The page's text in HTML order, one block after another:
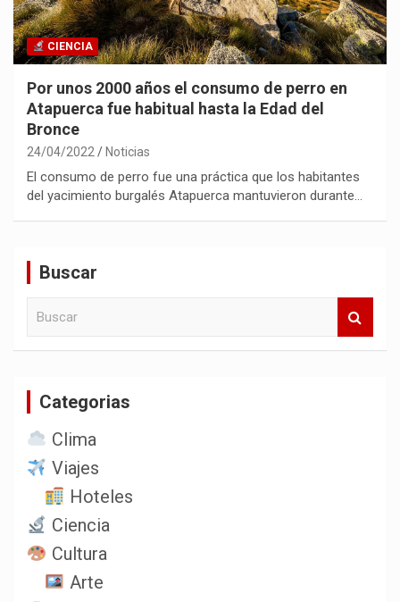
CIENCIA
Por unos 2000 años el consumo de perro en
Atapuerca fue habitual hasta la Edad del
Bronce
24/04/2022 Noticias
El consumo de perro fue una práctica que los habitantes
del yacimiento burgalés Atapuerca mantuvieron durante…
Buscar
Categorias
Clima
Viajes
Hoteles
Ciencia
Cultura
Arte